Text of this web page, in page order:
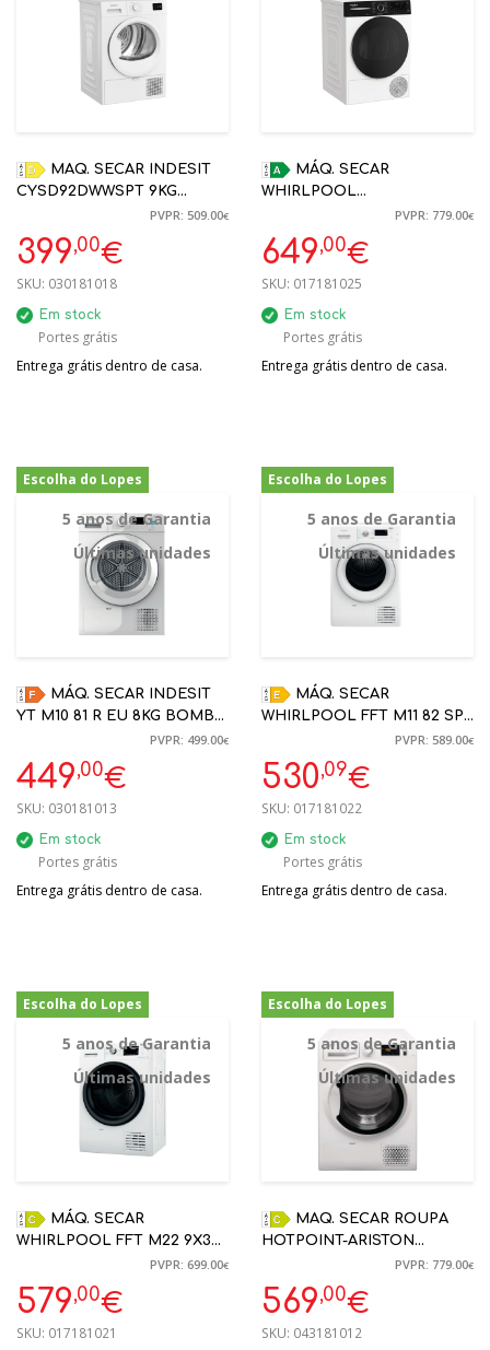
CYSD92DWWSPT 9KG
BOMBA CALOR D BRANCO
PVPR: 509.00€
399,00€
SKU: 030181018
Em stock
Portes grátis
Entrega grátis dentro de casa.
WHIRLPOOL
CWD96MWBRSPT 9KG
BOMBA CALOR BRANCO A
PVPR: 779.00€
649,00€
SKU: 017181025
Em stock
Portes grátis
Entrega grátis dentro de casa.
Escolha do Lopes
5 anos de Garantia
Últimas unidades
-10%
YT M10 81 R EU 8KG BOMBA
CALOR F | 5 ANOS
GARANTIA
PVPR: 499.00€
449,00€
SKU: 030181013
Em stock
Portes grátis
Entrega grátis dentro de casa.
Escolha do Lopes
5 anos de Garantia
Últimas unidades
-10%
WHIRLPOOL FFT M11 82 SPT
R 8KG BOMBA CALOR E
BRANCO | 5 ANOS
GARANTIA
PVPR: 589.00€
530,09€
SKU: 017181022
Em stock
Portes grátis
Entrega grátis dentro de casa.
Escolha do Lopes
5 anos de Garantia
Últimas unidades
-17%
WHIRLPOOL FFT M22 9X3B
EE 9KG BOMBA CALOR C
BRANCO | 5 ANOS
GARANTIA
PVPR: 699.00€
579,00€
SKU: 017181021
Escolha do Lopes
5 anos de Garantia
Últimas unidades
-27%
HOTPOINT-ARISTON
NTM118X3SKEU 8KG C | 5
ANOS GARANTIA
PVPR: 779.00€
569,00€
SKU: 043181012